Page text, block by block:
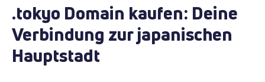
.tokyo Domain kaufen: Deine
Verbindung zur japanischen
Hauptstadt